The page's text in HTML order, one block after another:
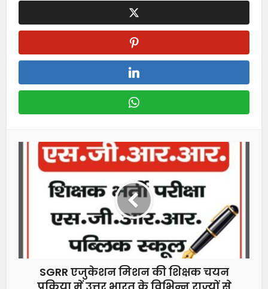
SGRR एजुकेशन मिशन की शिक्षक चयन